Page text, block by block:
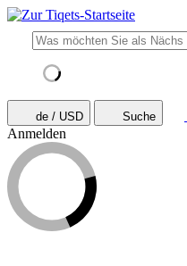
de / USD Suche
Anmelden